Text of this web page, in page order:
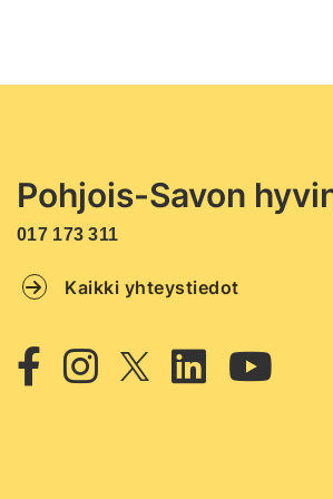
Pohjois-Savon
017 173 311
Kaikki yhteystiedot
Facebook
Twitter